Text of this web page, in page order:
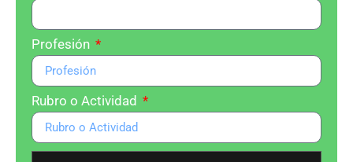
Profesión
Rubro o Actividad